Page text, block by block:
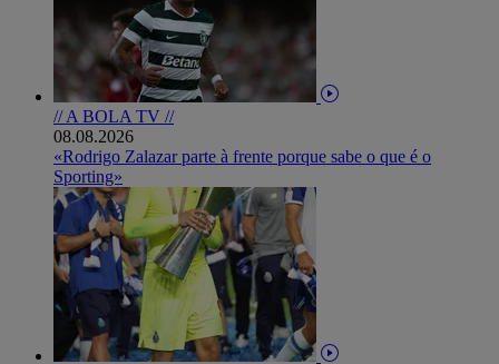
// A BOLA TV //
08.08.2026
«Rodrigo Zalazar parte à frente porque sabe o que é o
Sporting»